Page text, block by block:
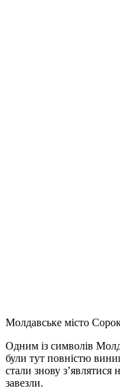
Молдавське місто
Одним із символів
були тут повністю
стали знову
завезли.